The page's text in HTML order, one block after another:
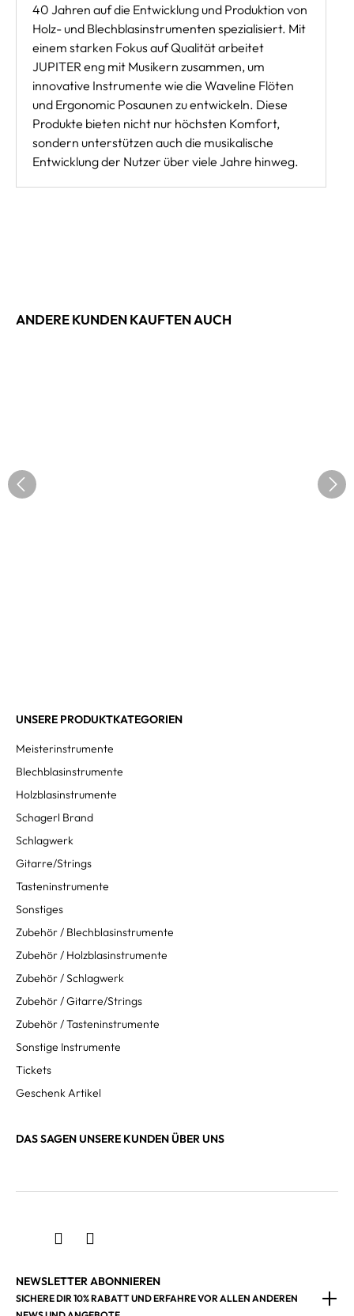
40 Jahren auf die Entwicklung und Produktion von
Holz- und Blechblasinstrumenten spezialisiert. Mit
einem starken Fokus auf Qualität arbeitet
JUPITER eng mit Musikern zusammen, um
innovative Instrumente wie die Waveline Flöten
und Ergonomic Posaunen zu entwickeln. Diese
Produkte bieten nicht nur höchsten Komfort,
sondern unterstützen auch die musikalische
Entwicklung der Nutzer über viele Jahre hinweg.
ANDERE KUNDEN KAUFTEN AUCH
UNSERE PRODUKTKATEGORIEN
Meisterinstrumente
Blechblasinstrumente
Holzblasinstrumente
Schagerl Brand
Schlagwerk
Gitarre/Strings
Tasteninstrumente
Sonstiges
Zubehör / Blechblasinstrumente
Zubehör / Holzblasinstrumente
Zubehör / Schlagwerk
Zubehör / Gitarre/Strings
Zubehör / Tasteninstrumente
Sonstige Instrumente
Tickets
Geschenk Artikel
DAS SAGEN UNSERE KUNDEN ÜBER UNS
NEWSLETTER ABONNIEREN
SICHERE DIR 10% RABATT UND ERFAHRE VOR ALLEN ANDEREN